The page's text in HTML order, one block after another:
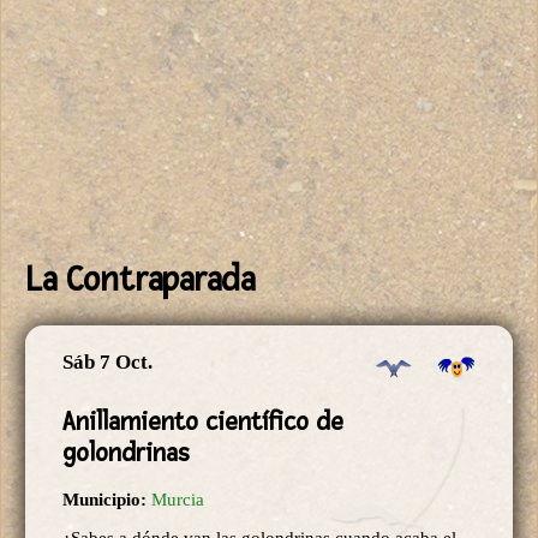
La Contraparada
Sáb 7 Oct.
Anillamiento científico de
golondrinas
Municipio: Murcia